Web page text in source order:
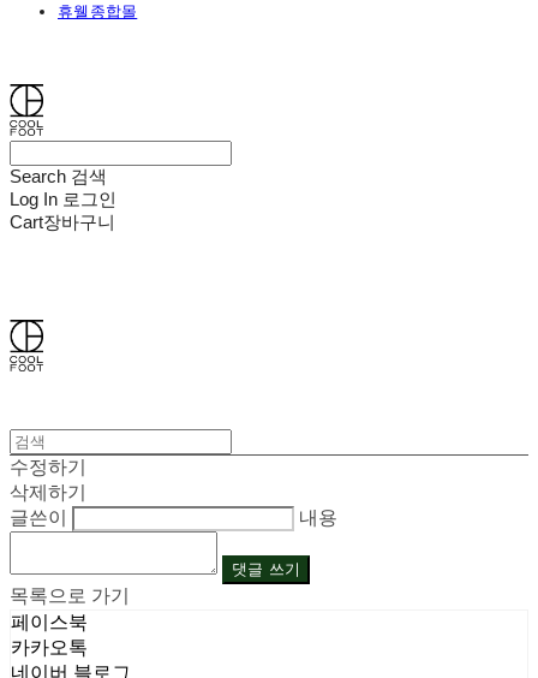
휴웰종합몰
Search 검색
Log In 로그인
Cart장바구니
수정하기
삭제하기
글쓴이
내용
댓글 쓰기
목록으로 가기
페이스북
카카오톡
네이버 블로그